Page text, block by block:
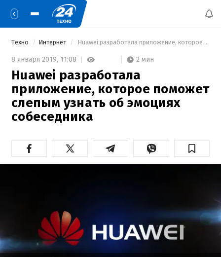
Техно Интернет Huawei разработала приложение, которое поможет слепым узнать об эмоциях собеседника
8 января 2019, 11:08 2 мин
Huawei разработала
приложение, которое поможет
слепым узнать об эмоциях
собеседника